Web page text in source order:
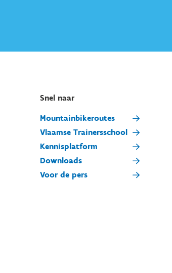
Snel naar
Mountainbikeroutes
Vlaamse Trainersschool
Kennisplatform
Downloads
Voor de pers